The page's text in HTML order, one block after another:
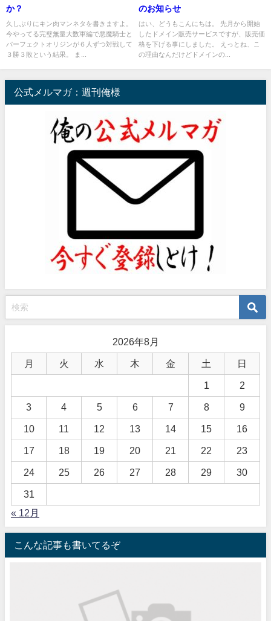
か？
久しぶりにキン肉マンネタを書きますよ。
今やってる完璧無量大数軍編で悪魔騎士と
パーフェクトオリジンが６人ずつ対戦して
３勝３敗という結果。 ま...
のお知らせ
はい、どうもこんにちは。 先月から開始
したドメイン販売サービスですが、販売価
格を下げる事にしました。 えっとね、こ
の理由なんだけどドメインの...
公式メルマガ：週刊俺様
2026年8月
月 火 水 木 金 土 日
1 2
3 4 5 6 7 8 9
10 11 12 13 14 15 16
17 18 19 20 21 22 23
24 25 26 27 28 29 30
31
« 12月
こんな記事も書いてるぞ